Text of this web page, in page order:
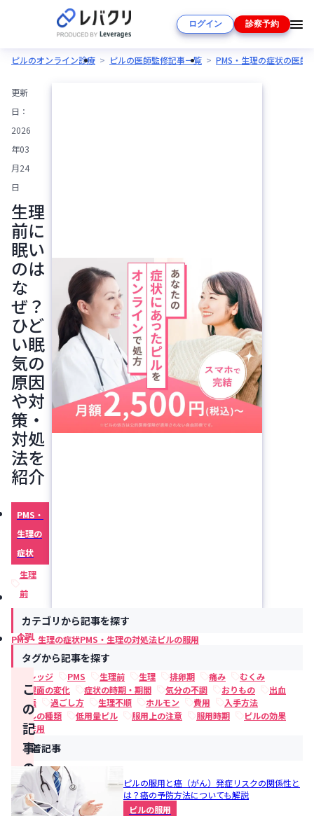
ログイン 診察予約
ピルのオンライン診療 ピルの医師監修記事一覧 PMS・生理の症状の医師
更新
日：
2026
年03
月24
日
生理
前に
眠い
のは
な
ぜ？
ひど
い眠
気の
原因
や対
策・
対処
法を
紹介
PMS・
生理の
症状
生理
前
気分の
不調
こ
の
記
事
の
ま
と
カテゴリから記事を探す
PMS・生理の症状PMS・生理の対処法ピルの服用
タグから記事を探す
ナレッジ PMS 生理前 生理 排卵期 痛み
むくみ
心理面の変化
症状の時期・期間 気分の不調 おりもの
出血
妊娠
過ごし方 生理不順 ホルモン 費用
入手方法
ピルの種類
低用量ピル 服用上の注意 服用時期
ピルの効果
副作用
新着記事
ピルの服用と癌（がん）発症リスクの関係性と
は？癌の予防方法についても解説
ピルの服用